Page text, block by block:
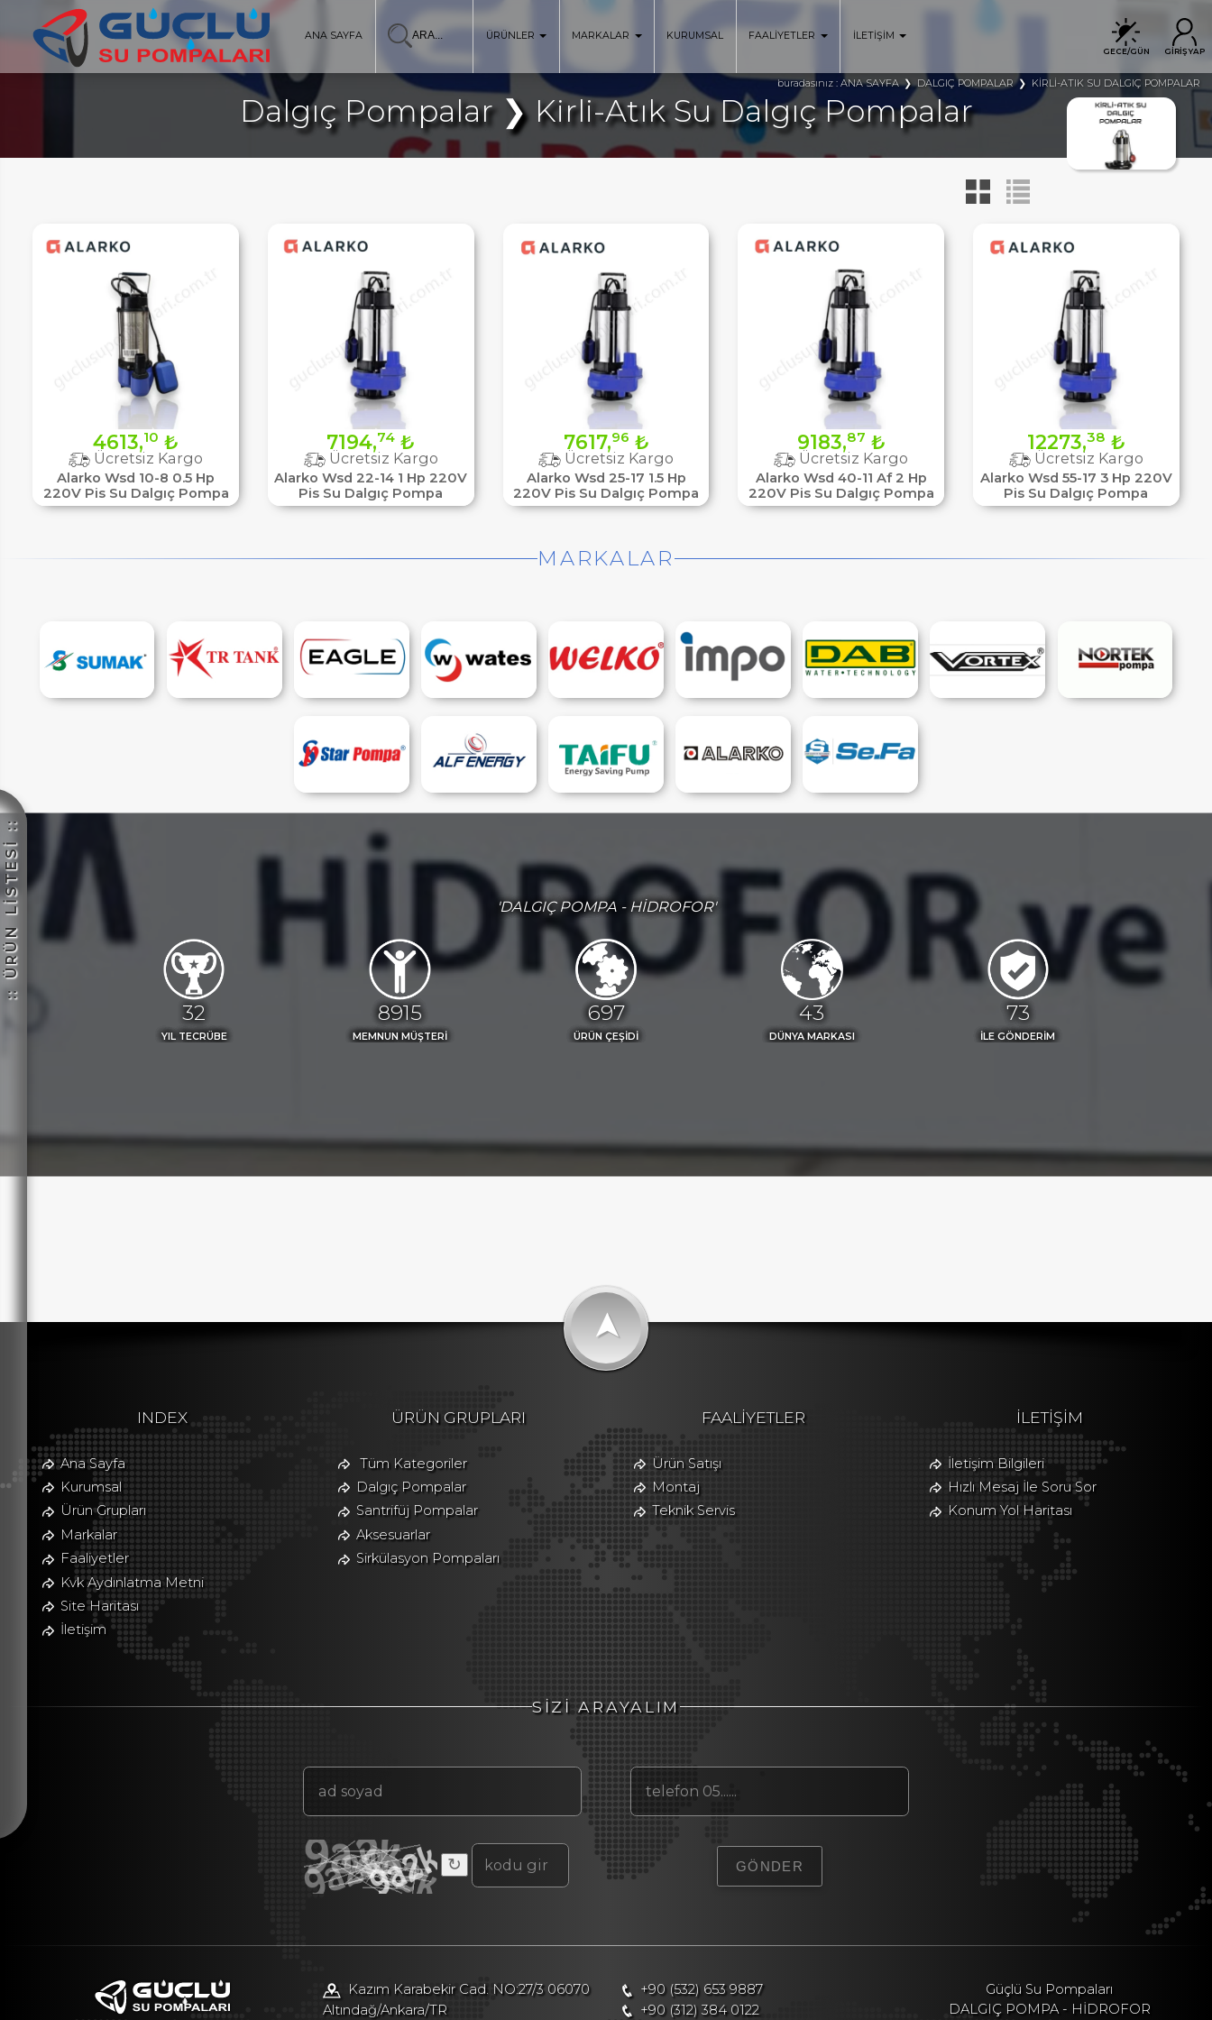
HEMENARA
☽
:: ÜRÜN LİSTESİ ::
GECE/GÜN GİRİŞ YAP
ANA SAYFA ÜRÜNLER MARKALAR KURUMSAL FAALİYETLER İLETİŞİM
buradasınız :ANA SAYFA DALGIÇ POMPALAR KİRLİ-ATIK SU DALGIÇ POMPALAR
Dalgıç Pompalar ❯ Kirli-Atık Su Dalgıç Pompalar
Alarko Wsd 10-8 0.5 Hp
220V Pis Su Dalgıç Pompa
4613,10 ₺
Ücretsiz Kargo
Alarko Wsd 22-14 1 Hp 220V
Pis Su Dalgıç Pompa
7194,74 ₺
Ücretsiz Kargo
Alarko Wsd 25-17 1.5 Hp
220V Pis Su Dalgıç Pompa
7617,96 ₺
Ücretsiz Kargo
Alarko Wsd 40-11 Af 2 Hp
220V Pis Su Dalgıç Pompa
9183,87 ₺
Ücretsiz Kargo
Alarko Wsd 55-17 3 Hp 220V
Pis Su Dalgıç Pompa
12273,38 ₺
Ücretsiz Kargo
MARKALAR
'DALGIÇ POMPA - HİDROFOR'
36
YIL TECRÜBE
9877
MEMNUN MÜŞTERİ
773
ÜRÜN ÇEŞİDİ
48
DÜNYA MARKASI
81
İLE GÖNDERİM
➤
INDEX
Ana Sayfa
Kurumsal
Ürün Grupları
Markalar
Faaliyetler
Kvk Aydınlatma Metni
Site Haritası
İletişim
ÜRÜN GRUPLARI
Tüm Kategoriler
Dalgıç Pompalar
Santrifüj Pompalar
Aksesuarlar
Sirkülasyon Pompaları
FAALİYETLER
Ürün Satışı
Montaj
Teknik Servis
İLETİŞİM
İletişim Bilgileri
Hızlı Mesaj İle Soru Sor
Konum Yol Haritası
SİZİ ARAYALIM
↻
Kazım Karabekir Cad. NO:27/3 06070
Altındağ/Ankara/TR
+90 (532) 653 9887
+90 (312) 384 0122
Güçlü Su Pompaları
DALGIÇ POMPA - HİDROFOR